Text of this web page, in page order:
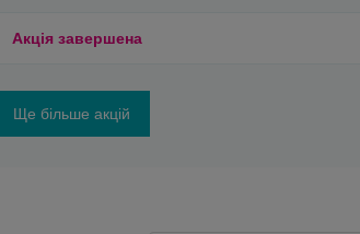
Акція завершена
Ще більше акцій